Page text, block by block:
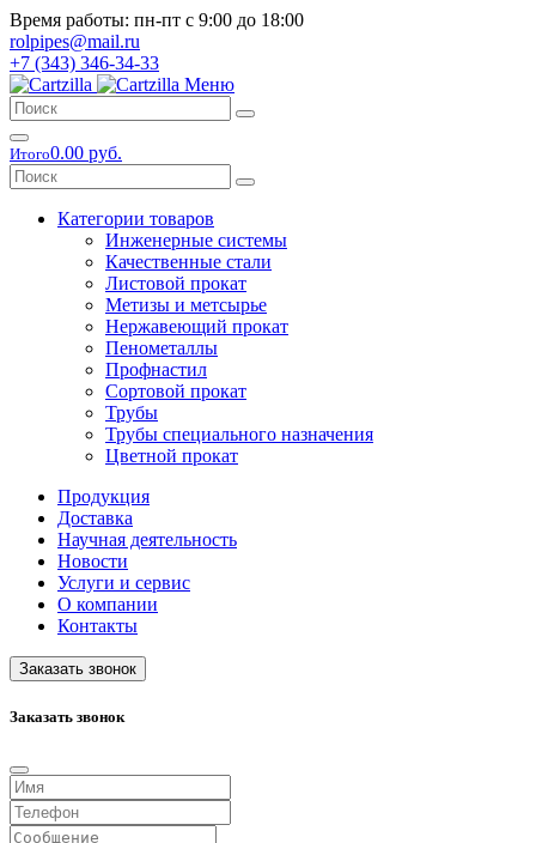
Время работы: пн-пт с 9:00 до 18:00
rolpipes@mail.ru
+7 (343) 346-34-33
Меню
Итого0.00 руб.
Категории товаров
Инженерные системы
Качественные стали
Листовой прокат
Метизы и метсырье
Нержавеющий прокат
Пенометаллы
Профнастил
Сортовой прокат
Трубы
Трубы специального назначения
Цветной прокат
Продукция
Доставка
Научная деятельность
Новости
Услуги и сервис
О компании
Контакты
Заказать звонок
Заказать звонок